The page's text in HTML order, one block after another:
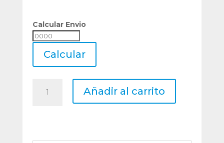
Calcular Envio
Calcular
Calcular
Rotativa
Sa-
Añadir al carrito